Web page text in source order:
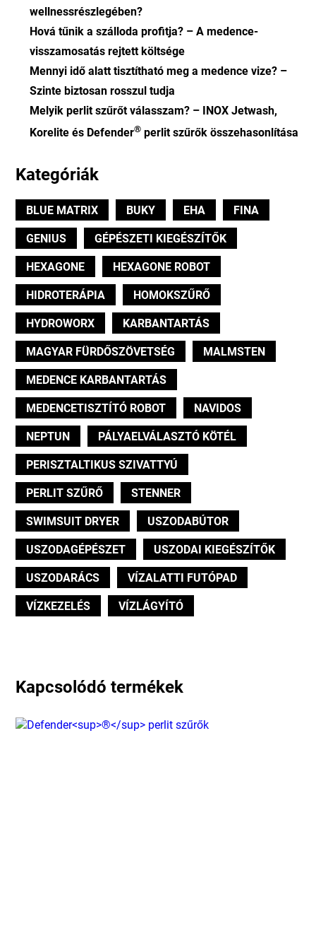
wellnessrészlegében?
Hová tűnik a szálloda profitja? – A medence-
visszamosatás rejtett költsége
Mennyi idő alatt tisztítható meg a medence vize? –
Szinte biztosan rosszul tudja
Melyik perlit szűrőt válasszam? – INOX Jetwash,
Korelite és Defender® perlit szűrők összehasonlítása
Kategóriák
BLUE MATRIX BUKY EHA
FINA
GENIUS
GÉPÉSZETI KIEGÉSZÍTŐK
HEXAGONE
HEXAGONE ROBOT
HIDROTERÁPIA
HOMOKSZŰRŐ
HYDROWORX
KARBANTARTÁS
MAGYAR FÜRDŐSZÖVETSÉG
MALMSTEN
MEDENCE KARBANTARTÁS
MEDENCETISZTÍTÓ ROBOT
NAVIDOS
NEPTUN
PÁLYAELVÁLASZTÓ KÖTÉL
PERISZTALTIKUS SZIVATTYÚ
PERLIT SZŰRŐ
STENNER
SWIMSUIT DRYER
USZODABÚTOR
USZODAGÉPÉSZET
USZODAI KIEGÉSZÍTŐK
USZODARÁCS
VÍZALATTI FUTÓPAD
VÍZKEZELÉS
VÍZLÁGYÍTÓ
Kapcsolódó termékek